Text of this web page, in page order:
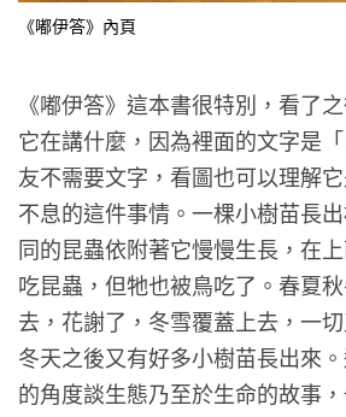
《嘟伊答》內頁
《嘟伊答》這本書很特別，看了
它在講什麼，因為裡面的文字是
友不需要文字，看圖也可以理解
不息的這件事情。一棵小樹苗長
同的昆蟲依附著它慢慢生長，在
吃昆蟲，但牠也被鳥吃了。春夏
去，花謝了，冬雪覆蓋上去，一
冬天之後又有好多小樹苗長出來
的角度談生態乃至於生命的故事